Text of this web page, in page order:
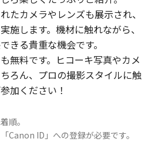
たカメラやレンズも展示され、
施します。機材に触れながら、
きる貴重な機会です。
無料です。ヒコーキ写真やカメ
ろん、プロの撮影スタイルに触
加ください！
順。
Canon ID」への登録が必要です。